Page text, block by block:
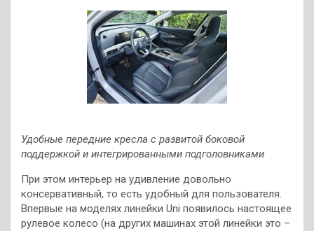
Удобные передние кресла с развитой боковой
поддержкой и интегрированными подголовниками
При этом интерьер на удивление довольно
консервативный, то есть удобный для пользователя.
Впервые на моделях линейки Uni появилось настоящее
рулевое колесо (на других машинах этой линейки это –